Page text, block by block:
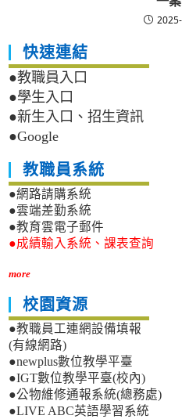
快速連結
●教職員入口
●學生入口
●新生入口、招生資訊
●Google
教職員系統
●網路請購系統
●雲端差勤系統
●教育雲電子郵件
●成績輸入系統、課表查詢
more
校園資源
●教職員工連網設備填報
(有線網路)
●newplus數位教學平臺
●IGT數位教學平臺(校內)
●公物維修通報系統(總務處)
●LIVE ABC英語學習系統